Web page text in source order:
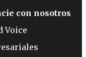
con nosotros
Voice